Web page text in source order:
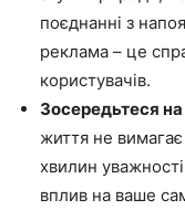
поєднанні з
реклама – це
користувачів.
Зосередьтеся
життя не вимагає
хвилин
вплив на ваше